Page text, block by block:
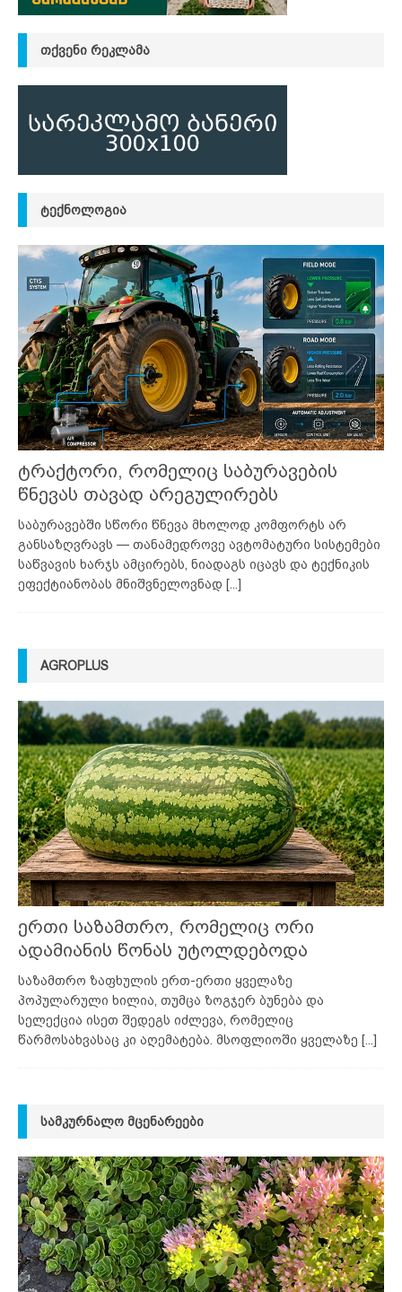
ᲗᲥᲕᲔᲜᲘ ᲠᲔᲙᲚᲐᲛᲐ
ᲢᲔᲥᲜᲝᲚᲝᲒᲘᲐ
ტრაქტორი, რომელიც საბურავების
წნევას თავად არეგულირებს
საბურავებში სწორი წნევა მხოლოდ კომფორტს არ
განსაზღვრავს — თანამედროვე ავტომატური სისტემები
საწვავის ხარჯს ამცირებს, ნიადაგს იცავს და ტექნიკის
ეფექტიანობას მნიშვნელოვნად [...]
AGROPLUS
ერთი საზამთრო, რომელიც ორი
ადამიანის წონას უტოლდებოდა
საზამთრო ზაფხულის ერთ-ერთი ყველაზე
პოპულარული ხილია, თუმცა ზოგჯერ ბუნება და
სელექცია ისეთ შედეგს იძლევა, რომელიც
წარმოსახვასაც კი აღემატება. მსოფლიოში ყველაზე [...]
ᲡᲐᲛᲙᲣᲠᲜᲐᲚᲝ ᲛᲪᲔᲜᲐᲠᲔᲔᲑᲘ